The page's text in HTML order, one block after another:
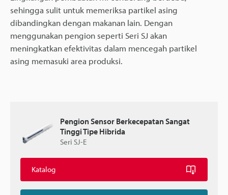
sehingga sulit untuk memeriksa partikel asing
dibandingkan dengan makanan lain. Dengan
menggunakan pengion seperti Seri SJ akan
meningkatkan efektivitas dalam mencegah partikel
asing memasuki area produksi.
Pengion Sensor Berkecepatan Sangat
Tinggi Tipe Hibrida
Seri SJ-E
Katalog